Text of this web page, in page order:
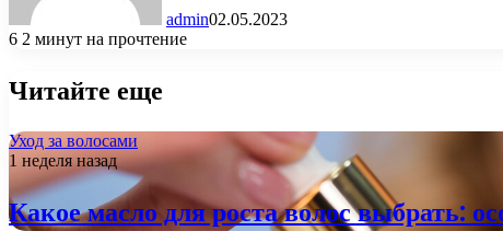
admin02.05.2023
6 2 минут на прочтение
Читайте еще
Уход за волосами
1 неделя назад
Какое масло для роста волос выбрать: